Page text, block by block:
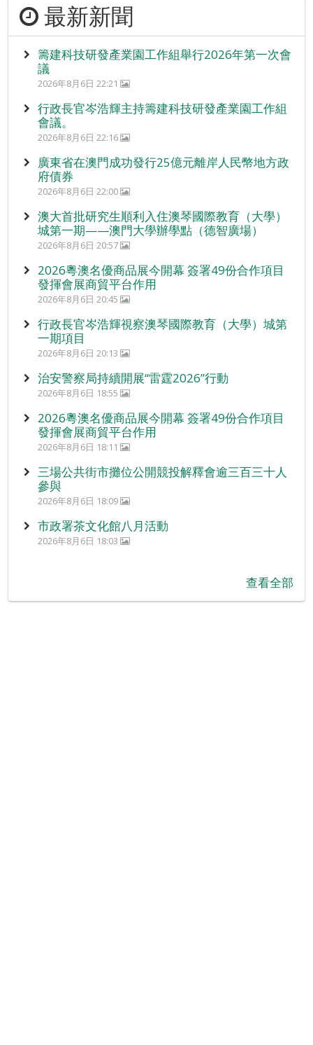
最新新聞
籌建科技研發產業園工作組舉行2026年第一次會
議
2026年8月6日 22:21
行政長官岑浩輝主持籌建科技研發產業園工作組
會議。
2026年8月6日 22:16
廣東省在澳門成功發行25億元離岸人民幣地方政
府債券
2026年8月6日 22:00
澳大首批研究生順利入住澳琴國際教育（大學）
城第一期——澳門大學辦學點（德智廣場）
2026年8月6日 20:57
2026粵澳名優商品展今開幕 簽署49份合作項目
發揮會展商貿平台作用
2026年8月6日 20:45
行政長官岑浩輝視察澳琴國際教育（大學）城第
一期項目
2026年8月6日 20:13
治安警察局持續開展“雷霆2026”行動
2026年8月6日 18:55
2026粵澳名優商品展今開幕 簽署49份合作項目
發揮會展商貿平台作用
2026年8月6日 18:11
三場公共街市攤位公開競投解釋會逾三百三十人
參與
2026年8月6日 18:09
市政署茶文化館八月活動
2026年8月6日 18:03
查看全部